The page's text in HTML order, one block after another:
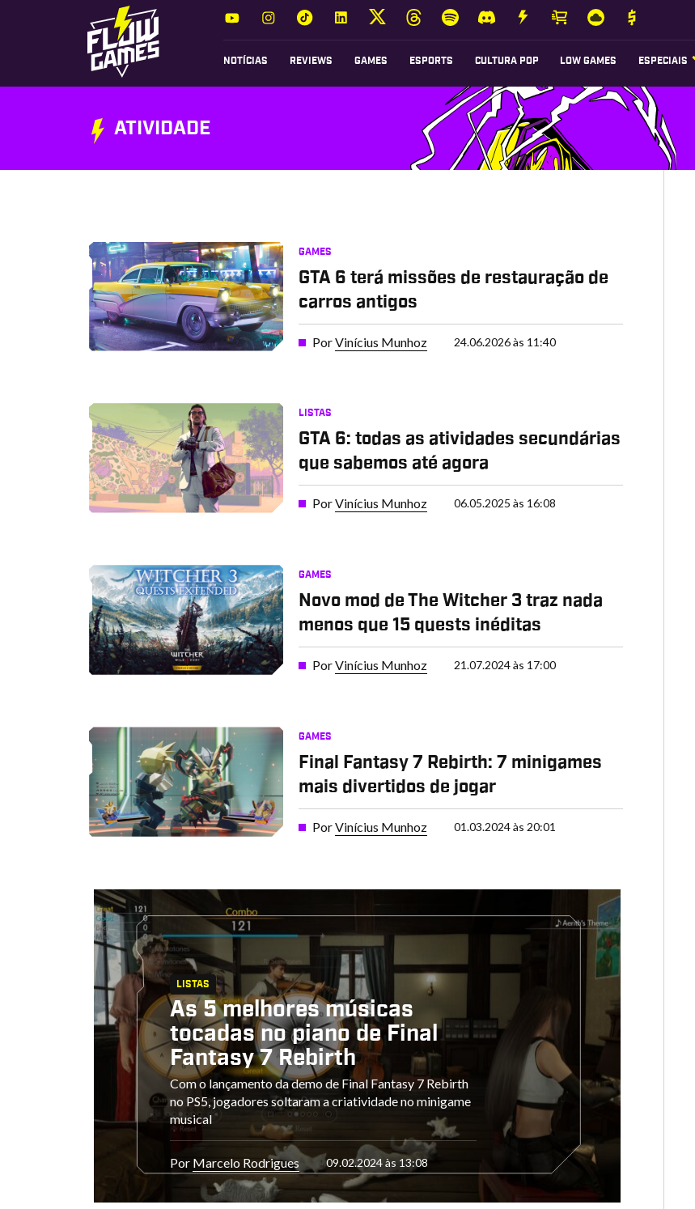
NOTÍCIAS REVIEWS GAMES ESPORTS CULTURA POP LOW GAMES ESPECIAIS
ATIVIDADE
GAMES
GTA 6 terá missões de restauração de
carros antigos
PorVinícius Munhoz 24.06.2026 às 11:40
LISTAS
GTA 6: todas as atividades secundárias
que sabemos até agora
PorVinícius Munhoz 06.05.2025 às 16:08
GAMES
Novo mod de The Witcher 3 traz nada
menos que 15 quests inéditas
PorVinícius Munhoz 21.07.2024 às 17:00
GAMES
Final Fantasy 7 Rebirth: 7 minigames
mais divertidos de jogar
PorVinícius Munhoz 01.03.2024 às 20:01
LISTAS
As 5 melhores músicas
tocadas no piano de Final
Fantasy 7 Rebirth
Com o lançamento da demo de Final Fantasy 7 Rebirth
no PS5, jogadores soltaram a criatividade no minigame
musical
Por Marcelo Rodrigues 09.02.2024 às 13:08